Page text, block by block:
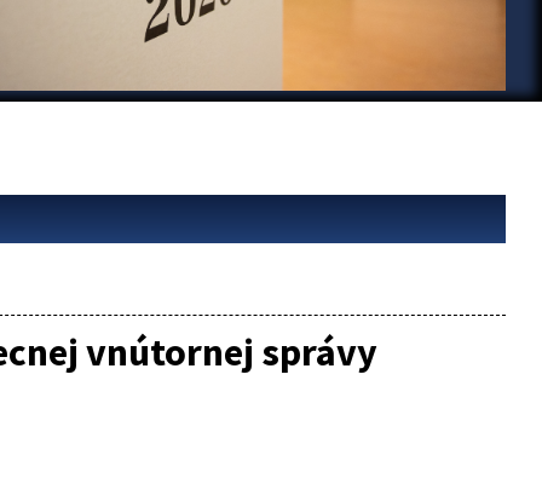
vnútornej správy